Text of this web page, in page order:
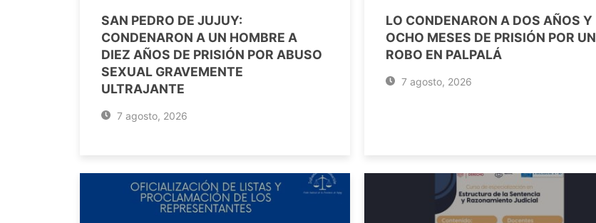
SAN PEDRO DE JUJUY:
CONDENARON A UN HOMBRE A
DIEZ AÑOS DE PRISIÓN POR ABUSO
SEXUAL GRAVEMENTE
ULTRAJANTE
7 agosto, 2026
LO CONDENARON A DOS AÑOS Y
OCHO MESES DE PRISIÓN POR UN
ROBO EN PALPALÁ
7 agosto, 2026